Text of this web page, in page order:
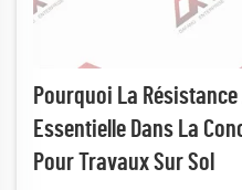
Pourquoi La
Essentielle Dans La
Pour Travaux Sur Sol